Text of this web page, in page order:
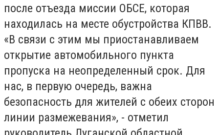
после отъезда миссии ОБСЕ, которая
находилась на месте обустройства КПВВ.
«В связи с этим мы приостанавливаем
открытие автомобильного пункта
пропуска на неопределенный срок. Для
нас, в первую очередь, важна
безопасность для жителей с обеих сторон
линии размежевания», - отметил